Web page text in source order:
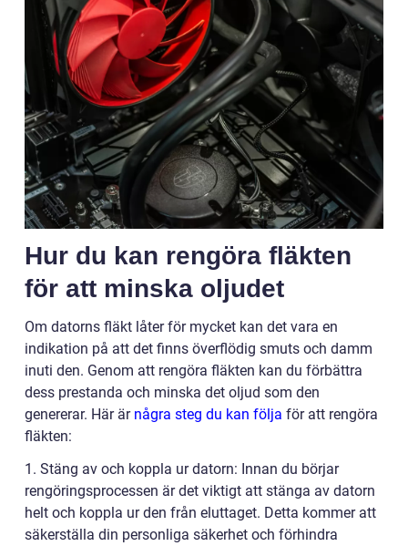
Hur du kan rengöra fläkten
för att minska oljudet
Om datorns fläkt låter för mycket kan det vara en
indikation på att det finns överflödig smuts och damm
inuti den. Genom att rengöra fläkten kan du förbättra
dess prestanda och minska det oljud som den
genererar. Här är några steg du kan följa för att rengöra
fläkten:
1. Stäng av och koppla ur datorn: Innan du börjar
rengöringsprocessen är det viktigt att stänga av datorn
helt och koppla ur den från eluttaget. Detta kommer att
säkerställa din personliga säkerhet och förhindra